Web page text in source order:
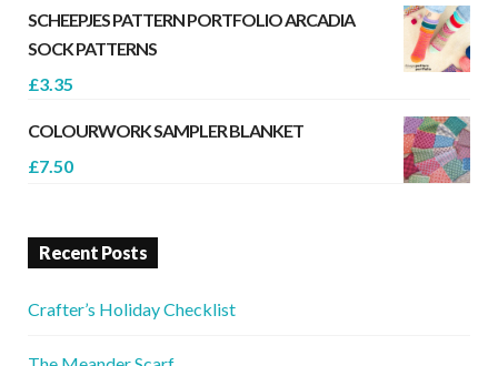
SCHEEPJES PATTERN PORTFOLIO ARCADIA
SOCK PATTERNS
£3.35
COLOURWORK SAMPLER BLANKET
£7.50
Recent Posts
Crafter’s Holiday Checklist